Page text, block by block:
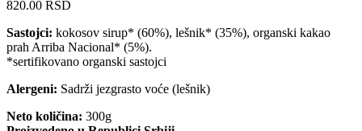
820.00 RSD
Sastojci: kokosov sirup* (60%), lešnik* (35%), organski kakao
prah Arriba Nacional* (5%).
*sertifikovano organski sastojci
Alergeni: Sadrži jezgrasto voće (lešnik)
Neto količina: 300g